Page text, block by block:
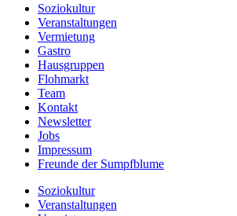
Soziokultur
Veranstaltungen
Vermietung
Gastro
Hausgruppen
Flohmarkt
Team
Kontakt
Newsletter
Jobs
Impressum
Freunde der Sumpfblume
Soziokultur
Veranstaltungen